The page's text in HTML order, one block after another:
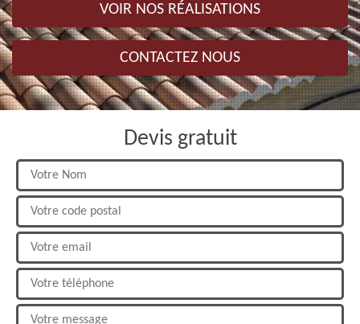
VOIR NOS RÉALISATIONS
CONTACTEZ NOUS
Devis gratuit